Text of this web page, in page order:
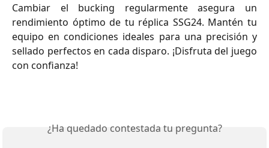
Cambiar el bucking regularmente asegura un
rendimiento óptimo de tu réplica SSG24. Mantén tu
equipo en condiciones ideales para una precisión y
sellado perfectos en cada disparo. ¡Disfruta del juego
con confianza!
¿Ha quedado contestada tu pregunta?